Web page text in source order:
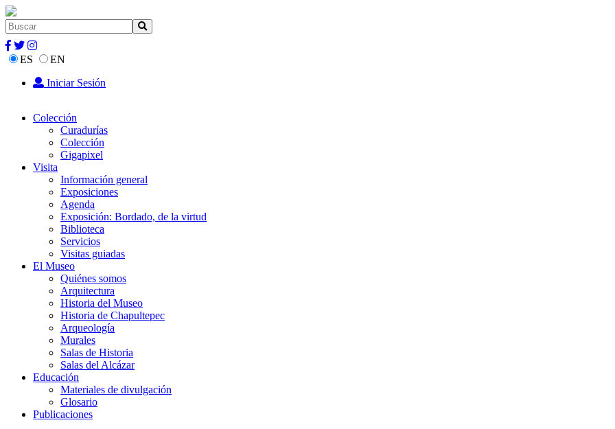
ES
EN
Iniciar Sesión
Colección
Curadurías
Colección
Gigapixel
Visita
Información general
Exposiciones
Agenda
Exposición: Bordado, de la virtud
Biblioteca
Servicios
Visitas guiadas
El Museo
Quiénes somos
Arquitectura
Historia del Museo
Historia de Chapultepec
Arqueología
Murales
Salas de Historia
Salas del Alcázar
Educación
Materiales de divulgación
Glosario
Publicaciones